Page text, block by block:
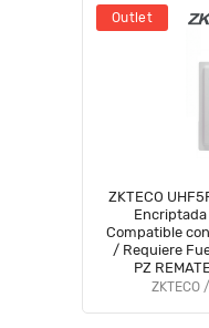
Outlet
ZKTECO
Encriptada /
Compatible
/ Requiere
PZ
DIRECTO
ZKTECO